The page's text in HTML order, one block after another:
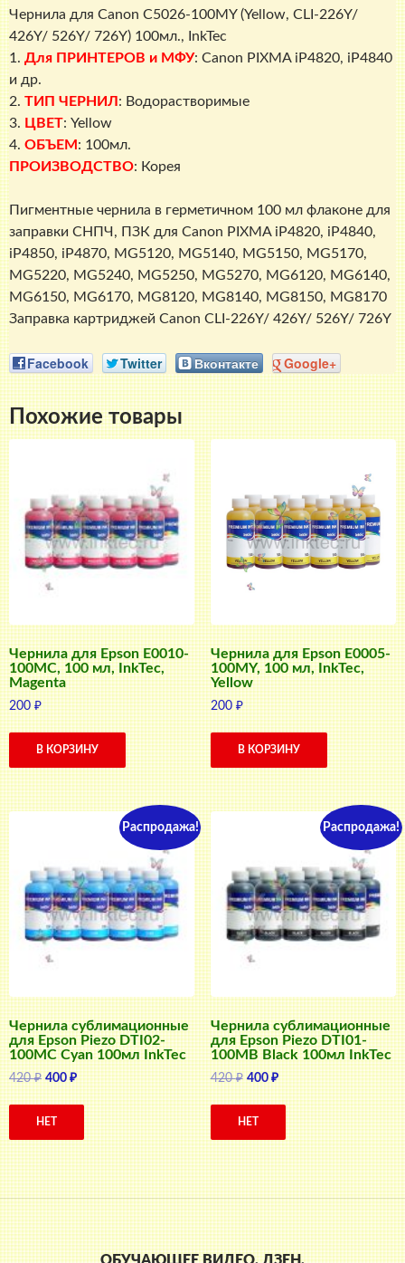
426Y/
526Y/
726Y)
100мл.,
InkTec
Чернила для Canon C5026-100MY (Yellow, CLI-226Y/
426Y/ 526Y/ 726Y) 100мл., InkTec
1. Для ПРИНТЕРОВ и МФУ: Canon PIXMA iP4820, iP4840
и др.
2. ТИП ЧЕРНИЛ : Водорастворимые
3. ЦВЕТ: Yellow
4. ОБЪЕМ : 100мл.
ПРОИЗВОДСТВО: Корея
Пигментные чернила в герметичном 100 мл флаконе для
заправки СНПЧ, ПЗК для Canon PIXMA iP4820, iP4840,
iP4850, iP4870, MG5120, MG5140, MG5150, MG5170,
MG5220, MG5240, MG5250, MG5270, MG6120, MG6140,
MG6150, MG6170, MG8120, MG8140, MG8150, MG8170
Заправка картриджей Canon CLI-226Y/ 426Y/ 526Y/ 726Y
Facebook Twitter Вконтакте Google+
Похожие товары
Чернила для Epson E0010-
100MC, 100 мл, InkTec,
Magenta
200₽
В КОРЗИНУ
Чернила для Epson E0005-
100MY, 100 мл, InkTec,
Yellow
200₽
В КОРЗИНУ
Распродажа!
Чернила сублимационные
для Epson Piezo DTI02-
100MC Cyan 100мл InkTec
420₽ Первоначальная
цена
составляла
400₽Текущая
цена:
400 ₽.
НЕТ
Распродажа!
Чернила сублимационные
для Epson Piezo DTI01-
100MB Black 100мл InkTec
420₽ Первоначальная
цена
составляла
400₽Текущая
цена:
400 ₽.
НЕТ